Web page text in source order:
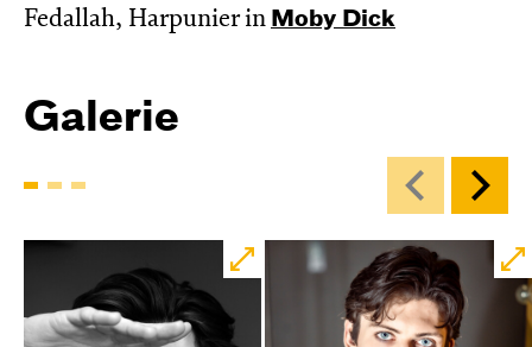
Fedallah, Harpunier in Moby Dick
Galerie